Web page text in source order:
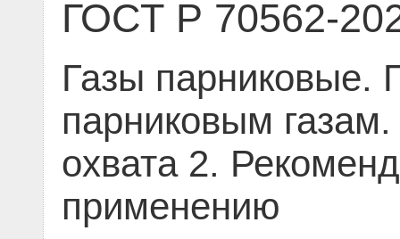
ГОСТ Р 70562-
Газы парниковые.
парниковым
охвата 2.
применению